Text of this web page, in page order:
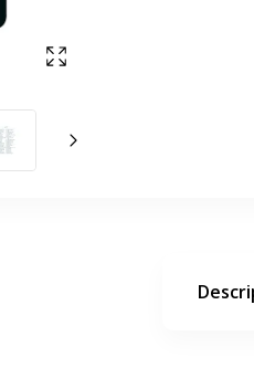
Afficher en plein écran
Slide suivant